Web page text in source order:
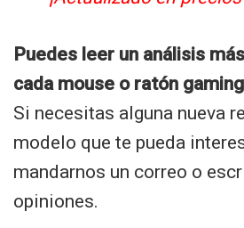
Puedes leer un análisis
cada mouse o ratón
Si necesitas alguna nueva
modelo que te pueda
mandarnos un correo o
opiniones.